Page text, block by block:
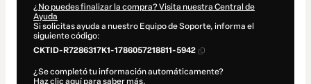
¿No puedes finalizar la compra? Visita nuestra Central de
Ayuda
Si solicitas ayuda a nuestro Equipo de Soporte, informa el
siguiente código:
CKTID-R7286317K1-1786057218811-5942
¿Se completó tu información automáticamente?
Haz clic aquí para saber más.